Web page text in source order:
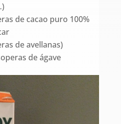
de cacao puro 100%
de avellanas)
de ágave